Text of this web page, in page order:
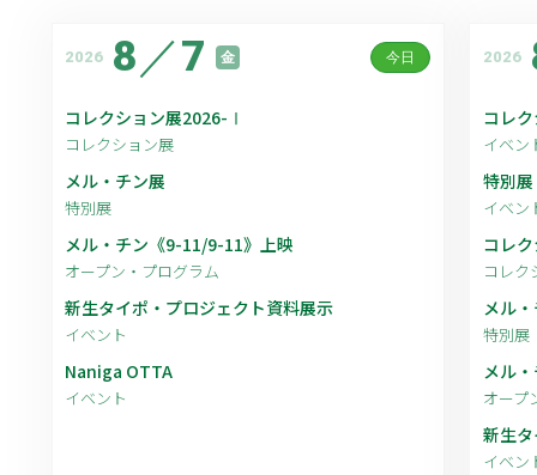
2026 8／7 金 今日
コレクション展2026-Ⅰ
コレクション展
メル・チン展
特別展
メル・チン《9-11/9-11》上映
オープン・プログラム
新生タイポ・プロジェクト資料展示
イベント
Naniga OTTA
イベント
2026
コレ
イベン
特別
イベン
コレ
コレク
メル
特別展
メル
オープ
新生
イベン